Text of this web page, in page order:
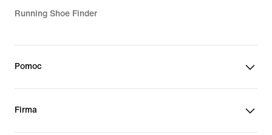
Running Shoe Finder
Pomoc
Firma